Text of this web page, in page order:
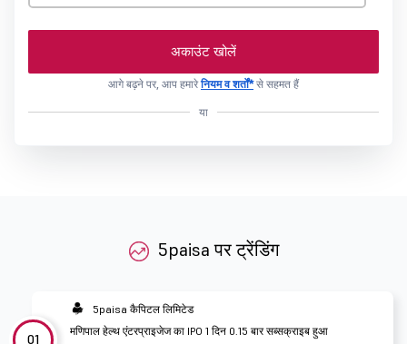
अकाउंट खोलें
आगे बढ़ने पर, आप हमारेनियम व शर्तों*से सहमत हैं
या
5paisa पर ट्रेंडिंग
01
5paisa कैपिटल लिमिटेड
मणिपाल हेल्थ एंटरप्राइजेज का IPO 1 दिन 0.15 बार सब्सक्राइब हुआ